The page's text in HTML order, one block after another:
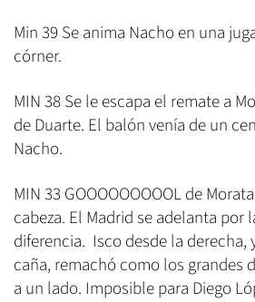
Min 39 Se anima Nacho en una
córner.
MIN 38 Se le escapa el remate a
de Duarte. El balón venía de un
Nacho.
MIN 33 GOOOOOOOOOL de
cabeza. El Madrid se adelanta por
diferencia. Isco desde la derecha,
caña, remachó como los grandes
a un lado. Imposible para Diego